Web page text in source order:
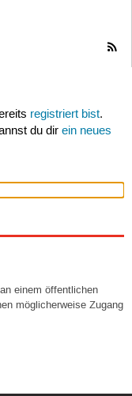
registriert bist.
du dir ein neues
einem öffentlichen
möglicherweise Zugang